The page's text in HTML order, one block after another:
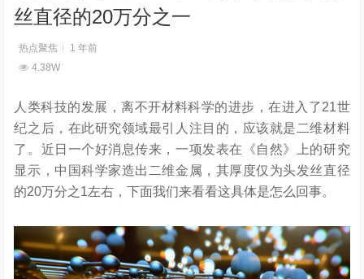
丝直径的20万分之一
热点聚焦
1 年前
4.38W
人类科技的发展，离不开材料科学的进步，在进入了21世
纪之后，在此研究领域最引人注目的，应该就是二维材料
了。近日一个好消息传来，一项发表在《自然》上的研究
显示，中国科学家造出二维金属，其厚度仅为头发丝直径
的20万分之1左右，下面我们来看看这具体是怎么回事。